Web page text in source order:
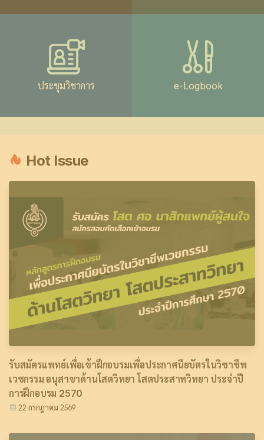
ประชุมวิชาการ e-Logbook
Hot Issue
รับสมัครแพทย์เพื่อเข้าฝึกอบรมเพื่อประกาศนียบัตรในวิชาชีพ
เวชกรรม อนุสาขาด้านโสตวิทยา โสตประสาทวิทยา ประจำปี
การฝึกอบรม 2570
22 กรกฎาคม 2569